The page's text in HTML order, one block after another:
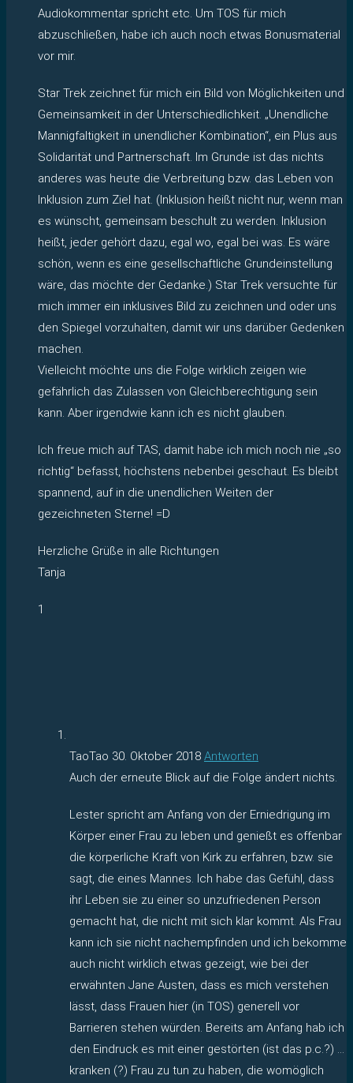
Audiokommentar spricht etc. Um TOS für mich
abzuschließen, habe ich auch noch etwas Bonusmaterial
vor mir.
Star Trek zeichnet für mich ein Bild von Möglichkeiten und
Gemeinsamkeit in der Unterschiedlichkeit. „Unendliche
Mannigfaltigkeit in unendlicher Kombination“, ein Plus aus
Solidarität und Partnerschaft. Im Grunde ist das nichts
anderes was heute die Verbreitung bzw. das Leben von
Inklusion zum Ziel hat. (Inklusion heißt nicht nur, wenn man
es wünscht, gemeinsam beschult zu werden. Inklusion
heißt, jeder gehört dazu, egal wo, egal bei was. Es wäre
schön, wenn es eine gesellschaftliche Grundeinstellung
wäre, das möchte der Gedanke.) Star Trek versuchte für
mich immer ein inklusives Bild zu zeichnen und oder uns
den Spiegel vorzuhalten, damit wir uns darüber Gedenken
machen.
Vielleicht möchte uns die Folge wirklich zeigen wie
gefährlich das Zulassen von Gleichberechtigung sein
kann. Aber irgendwie kann ich es nicht glauben.
Ich freue mich auf TAS, damit habe ich mich noch nie „so
richtig“ befasst, höchstens nebenbei geschaut. Es bleibt
spannend, auf in die unendlichen Weiten der
gezeichneten Sterne! =D
Herzliche Grüße in alle Richtungen
Tanja
1
TaoTao 30. Oktober 2018 Antworten
Auch der erneute Blick auf die Folge ändert nichts.
Lester spricht am Anfang von der Erniedrigung im
Körper einer Frau zu leben und genießt es offenbar
die körperliche Kraft von Kirk zu erfahren, bzw. sie
sagt, die eines Mannes. Ich habe das Gefühl, dass
ihr Leben sie zu einer so unzufriedenen Person
gemacht hat, die nicht mit sich klar kommt. Als Frau
kann ich sie nicht nachempfinden und ich bekomme
auch nicht wirklich etwas gezeigt, wie bei der
erwähnten Jane Austen, dass es mich verstehen
lässt, dass Frauen hier (in TOS) generell vor
Barrieren stehen würden. Bereits am Anfang hab ich
den Eindruck es mit einer gestörten (ist das p.c.?) …
kranken (?) Frau zu tun zu haben, die womöglich